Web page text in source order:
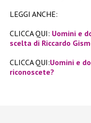
LEGGI ANCHE:
CLICCA QUI: Uomini e
scelta di Riccardo
CLICCA QUI:Uomini e
riconoscete?